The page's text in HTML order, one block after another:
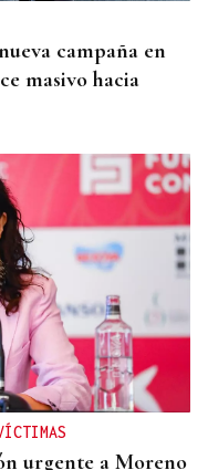
campaña en
masivo hacia
urgente a Moreno